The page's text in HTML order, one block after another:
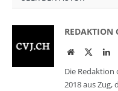
REDAKTION
WebsiteTwitter
Die Redaktion
2018 aus Zug,